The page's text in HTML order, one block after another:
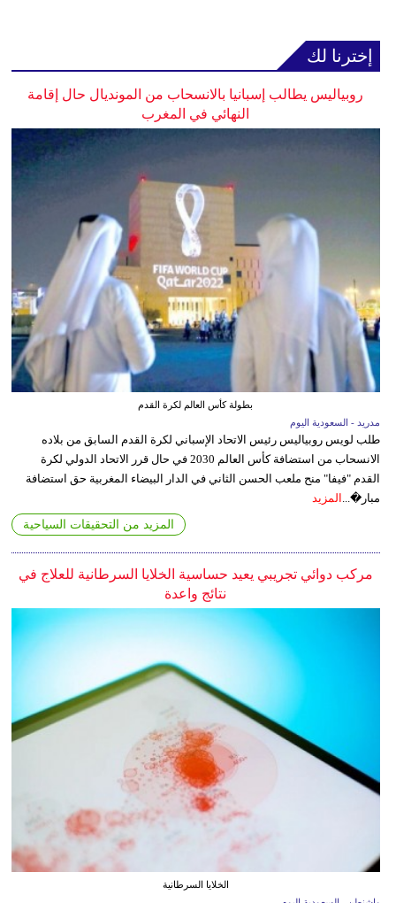
إخترنا لك
روبياليس يطالب إسبانيا بالانسحاب من المونديال حال إقامة
النهائي في المغرب
بطولة كأس العالم لكرة القدم
مدريد - السعودية اليوم
طلب لويس روبياليس رئيس الاتحاد الإسباني لكرة القدم السابق من بلاده
الانسحاب من استضافة كأس العالم 2030 في حال قرر الاتحاد الدولي لكرة
القدم "فيفا" منح ملعب الحسن الثاني في الدار البيضاء المغربية حق استضافة
مبار�... المزيد
المزيد من التحقيقات السياحية
مركب دوائي تجريبي يعيد حساسية الخلايا السرطانية للعلاج في
نتائج واعدة
الخلايا السرطانية